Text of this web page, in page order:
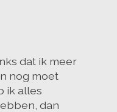
dat ik meer
nog moet
ik alles
dan